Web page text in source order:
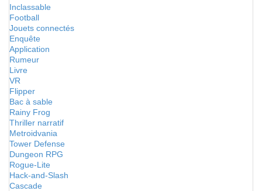
Inclassable
Football
Jouets connectés
Enquête
Application
Rumeur
Livre
VR
Flipper
Bac à sable
Rainy Frog
Thriller narratif
Metroidvania
Tower Defense
Dungeon RPG
Rogue-Lite
Hack-and-Slash
Cascade